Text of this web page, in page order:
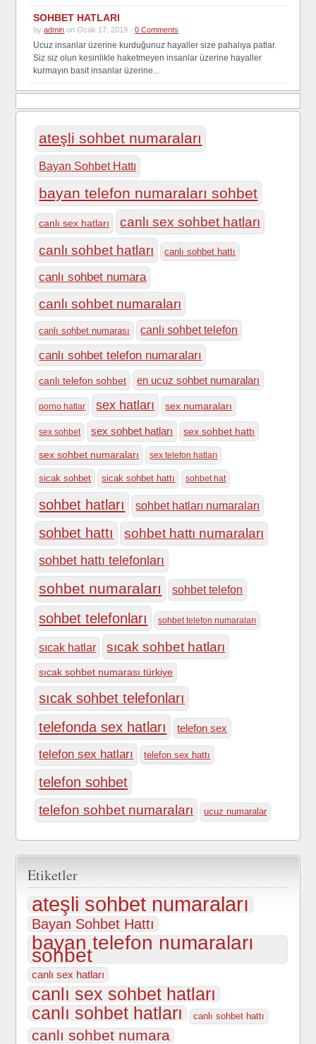
SOHBET HATLARI
byadmin on Ocak 17, 2019 -0 Comments
Ucuz insanlar üzerine kurduğunuz hayaller size pahalıya patlar.
Siz siz olun kesinlikle haketmeyen insanlar üzerine hayaller
kurmayın basit insanlar üzerine...
ateşli sohbet numaraları
Bayan Sohbet Hattı
bayan telefon numaraları sohbet
canlı sex hatları
canlı sex sohbet hatları
canlı sohbet hatları
canlı sohbet hattı
canlı sohbet numara
canlı sohbet numaraları
canlı sohbet numarası canlı sohbet telefon
canlı sohbet telefon numaraları
canlı telefon sohbet en ucuz sohbet numaraları
porno hatlar sex hatları sex numaraları
sex sohbet sex sohbet hatları sex sohbet hattı
sex sohbet numaraları sex telefon hatları
sicak sohbet sicak sohbet hattı sohbet hat
sohbet hatları sohbet hatları numaraları
sohbet hattı sohbet hattı numaraları
sohbet hattı telefonları
sohbet numaraları sohbet telefon
sohbet telefonları sohbet telefon numaraları
sıcak hatlar sıcak sohbet hatları
sıcak sohbet numarası türkiye
sıcak sohbet telefonları
telefonda sex hatları
telefon sex
telefon sex hatları telefon sex hattı
telefon sohbet
telefon sohbet numaraları ucuz numaralar
Etiketler
ateşli sohbet numaraları
Bayan Sohbet Hattı
bayan telefon numaraları
sohbet
canlı sex hatları
canlı sex sohbet hatları
canlı sohbet hatları
canlı sohbet hattı
canlı sohbet numara